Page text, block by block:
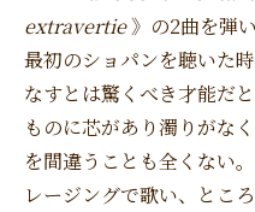
extravertie》の2曲を弾い
最初のショパンを聴いた
なすとは驚くべき才能だ
ものに芯があり濁りがな
を間違うことも全くない
レージングで歌い、とこ